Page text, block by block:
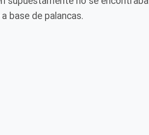
base de palancas.